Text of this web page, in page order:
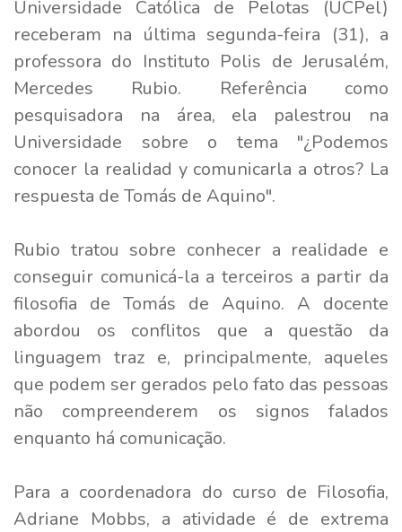
Universidade Católica de Pelotas (UCPel)
receberam na última segunda-feira (31), a
professora do Instituto Polis de Jerusalém,
Mercedes Rubio. Referência como
pesquisadora na área, ela palestrou na
Universidade sobre o tema "¿Podemos
conocer la realidad y comunicarla a otros? La
respuesta de Tomás de Aquino".
Rubio tratou sobre conhecer a realidade e
conseguir comunicá-la a terceiros a partir da
filosofia de Tomás de Aquino. A docente
abordou os conflitos que a questão da
linguagem traz e, principalmente, aqueles
que podem ser gerados pelo fato das pessoas
não compreenderem os signos falados
enquanto há comunicação.
Para a coordenadora do curso de Filosofia,
Adriane Mobbs, a atividade é de extrema